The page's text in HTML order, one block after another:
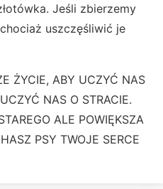
Jeśli zbierzemy
uszczęśliwić je
ŻYCIE, ABY UCZYĆ NAS
NAS O STRACIE.
ALE POWIĘKSZA
PSY TWOJE SERCE